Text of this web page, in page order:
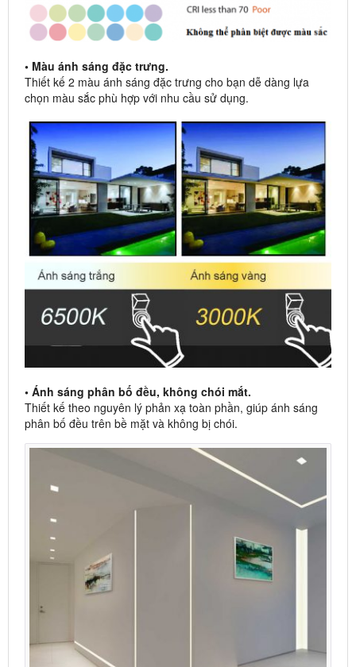
• Màu ánh sáng đặc trưng.
Thiết kế 2 màu ánh sáng đặc trưng cho bạn dễ dàng lựa
chọn màu sắc phù hợp với nhu cầu sử dụng.
• Ánh sáng phân bố đều, không chói mắt.
Thiết kế theo nguyên lý phản xạ toàn phần, giúp ánh sáng
phân bố đều trên bề mặt và không bị chói.